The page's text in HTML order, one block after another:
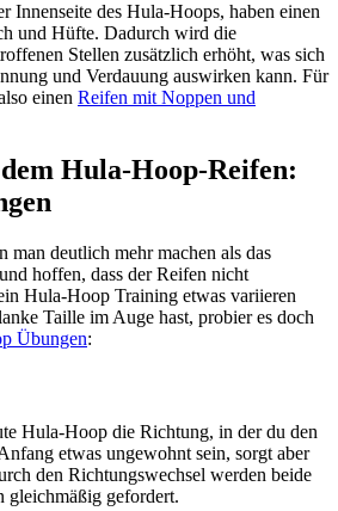
Innenseite des Hula-Hoops, haben einen
und Hüfte. Dadurch wird die
Stellen zusätzlich erhöht, was sich
und Verdauung auswirken kann. Für
einen Reifen mit Noppen und
Hula-Hoop-Reifen:
deutlich mehr machen als das
hoffen, dass der Reifen nicht
Hula-Hoop Training etwas variieren
Taille im Auge hast, probier es doch
Übungen:
Hula-Hoop die Richtung, in der du den
etwas ungewohnt sein, sorgt aber
den Richtungswechsel werden beide
gleichmäßig gefordert.